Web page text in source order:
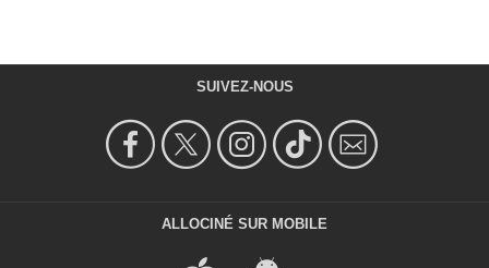
SUIVEZ-NOUS
ALLOCINÉ SUR MOBILE